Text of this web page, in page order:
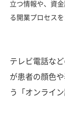
立つ情報や、資
る開業プロセス
テレビ電話な
が患者の顔色
う「オンライン